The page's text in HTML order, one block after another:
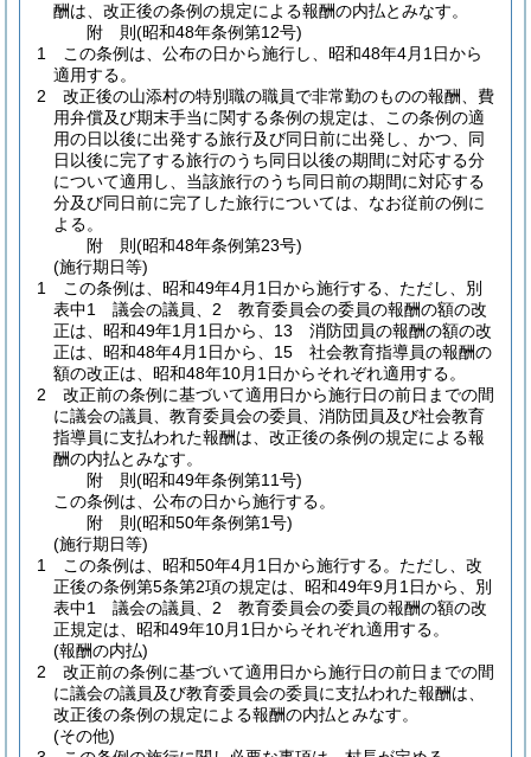
酬は、改正後の条例の規定による報酬の内払とみなす。
附 則(昭和48年条例第12号)
1
この条例は、公布の日から施行し、昭和48年4月1日から
適用する。
2
改正後の山添村の特別職の職員で非常勤のものの報酬、費
用弁償及び期末手当に関する条例の規定は、この条例の適
用の日以後に出発する旅行及び同日前に出発し、かつ、同
日以後に完了する旅行のうち同日以後の期間に対応する分
について適用し、当該旅行のうち同日前の期間に対応する
分及び同日前に完了した旅行については、なお従前の例に
よる。
附 則(昭和48年条例第23号)
(施行期日等)
1
この条例は、昭和49年4月1日から施行する、 ただし、別
表中1 議会の議員、2 教育委員会の委員の報酬の額の改
正は、昭和49年1月1日から、13 消防団員の報酬の額の改
正は、昭和48年4月1日から、15 社会教育指導員の報酬の
額の改正は、昭和48年10月1日からそれぞれ適用する。
2
改正前の条例に基づいて適用日から施行日の前日までの間
に議会の議員、教育委員会の委員、消防団員及び社会教育
指導員に支払われた報酬は、改正後の条例の規定による報
酬の内払とみなす。
附 則(昭和49年条例第11号)
この条例は、公布の日から施行する。
附 則(昭和50年条例第1号)
(施行期日等)
1
この条例は、昭和50年4月1日から施行する。 ただし、改
正後の条例第5条第2項の規定は、昭和49年9月1日から、別
表中1 議会の議員、2 教育委員会の委員の報酬の額の改
正規定は、昭和49年10月1日からそれぞれ適用する。
(報酬の内払)
2
改正前の条例に基づいて適用日から施行日の前日までの間
に議会の議員及び教育委員会の委員に支払われた報酬は、
改正後の条例の規定による報酬の内払とみなす。
(その他)